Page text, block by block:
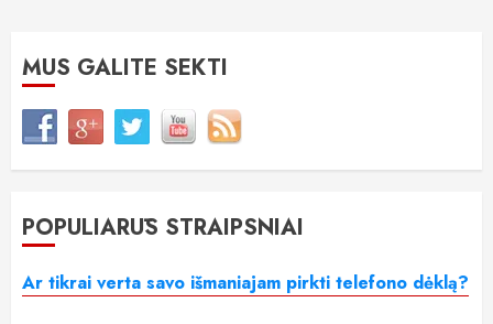
MUS GALITE SEKTI
POPULIARŪS STRAIPSNIAI
Ar tikrai verta savo išmaniajam pirkti telefono dėklą?